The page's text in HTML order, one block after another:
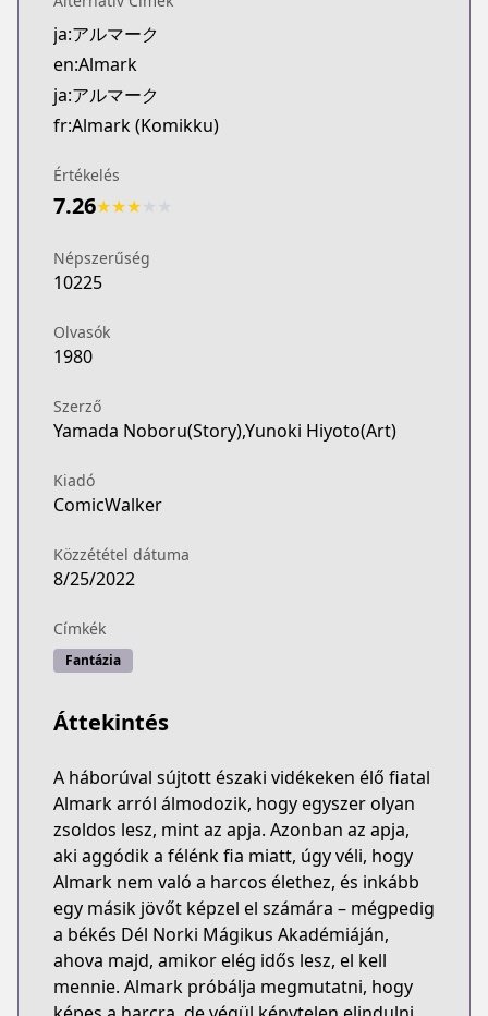
Kitsu
Kitsu
MangaUpdates
MangaUpdates
novelUpdates
novelUpdates
Book☆Walker
Book☆Walker
ja:アルマーク
en:Almark
ja:アルマーク
fr:Almark (Komikku)
Értékelés
7.26★★★
Népszerűség
10225
Olvasók
1980
Szerző
Yamada Noboru(Story),Yunoki Hiyoto(Art)
Kiadó
ComicWalker
Közzététel dátuma
8/25/2022
Címkék
Fantázia
Áttekintés
A háborúval sújtott északi vidékeken élő fiatal
Almark arról álmodozik, hogy egyszer olyan
zsoldos lesz, mint az apja. Azonban az apja,
aki aggódik a félénk fia miatt, úgy véli, hogy
Almark nem való a harcos élethez, és inkább
egy másik jövőt képzel el számára – mégpedig
a békés Dél Norki Mágikus Akadémiáján,
ahova majd, amikor elég idős lesz, el kell
mennie. Almark próbálja megmutatni, hogy